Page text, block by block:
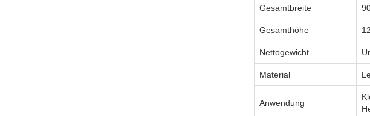
Gesamtbreite
Gesamthöhe
Nettogewicht
Material
Anwendung